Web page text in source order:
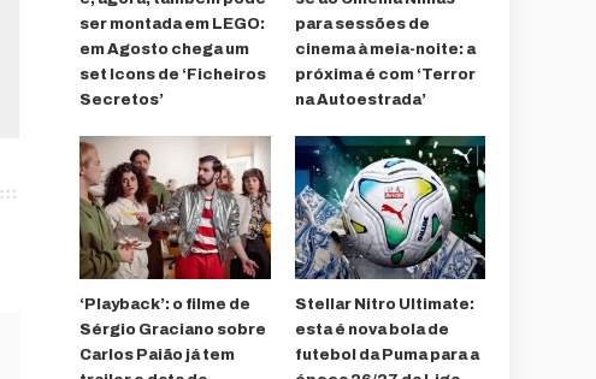
ser montada em LEGO:
em Agosto chega um
set Icons de ‘Ficheiros
Secretos’
para sessões de
cinema à meia-noite: a
próxima é com ‘Terror
na Autoestrada’
‘Playback’: o filme de
Sérgio Graciano sobre
Carlos Paião já tem
Stellar Nitro Ultimate:
esta é nova bola de
futebol da Puma para a